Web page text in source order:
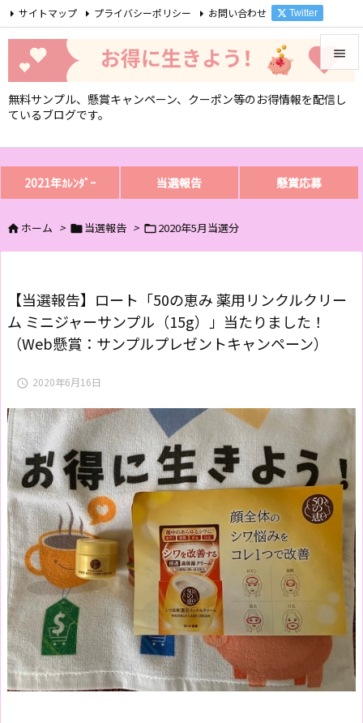
無料サンプル、懸賞キャンペーン、クーポン等のお得情報を配信し
ているブログです。

メニュ
サイド
サイトマップ プライバシーポリシー お問い合わせ Twitter
RSS
2021年ｶﾚﾝﾀﾞｰ 当選報告 懸賞応募
ホーム > 当選報告 > 2020年5月当選分
【当選報告】ロート「50の恵み 薬用リンクルクリー
ム ミニジャーサンプル（15g）」当たりました！
（Web懸賞：サンプルプレゼントキャンペーン）
 2020年6月16日